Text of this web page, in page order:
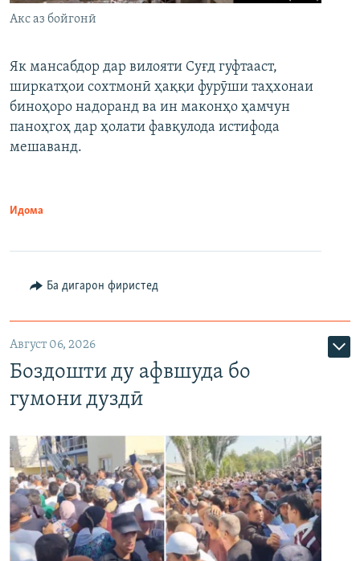
Акс аз бойгонӣ
Як мансабдор дар вилояти Суғд гуфтааст,
ширкатҳои сохтмонӣ ҳаққи фурӯши таҳхонаи
биноҳоро надоранд ва ин маконҳо ҳамчун
паноҳгоҳ дар ҳолати фавқулода истифода
мешаванд.
Идома
Ба дигарон фиристед
Август 06, 2026
Боздошти ду афвшуда бо
гумони дуздӣ